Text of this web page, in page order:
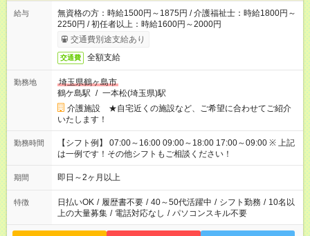
給与
無資格の方：時給1500円～1875円 / 介護福祉士：時給1800円～
2250円 / 初任者以上：時給1600円～2000円
交通費別途支給あり
交通費 全額支給
勤務地
埼玉県鶴ヶ島市
鶴ケ島駅 / 一本松(埼玉県)駅
介護施設 ★自宅近くの施設など、ご希望に合わせてご紹介
いたします！
勤務時間
【シフト例】 07:00～16:00 09:00～18:00 17:00～09:00 ※ 上記
は一例です！その他シフトもご相談ください！
期間 即日～2ヶ月以上
特徴 日払いOK / 履歴書不要 / 40～50代活躍中 / シフト勤務 / 10名以
上の大量募集 / 電話対応なし / パソコンスキル不要